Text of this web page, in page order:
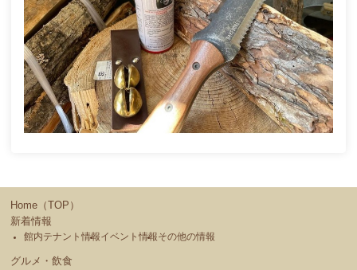
Home（TOP）
新着情報
館内テナント情報イベント情報その他の情報
グルメ・飲食